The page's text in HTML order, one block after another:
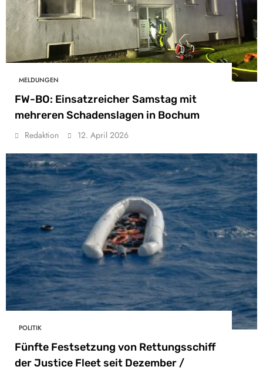
MELDUNGEN
FW-BO: Einsatzreicher Samstag mit
mehreren Schadenslagen in Bochum
Redaktion 12. April 2026
POLITIK
Fünfte Festsetzung von Rettungsschiff
der Justice Fleet seit Dezember /